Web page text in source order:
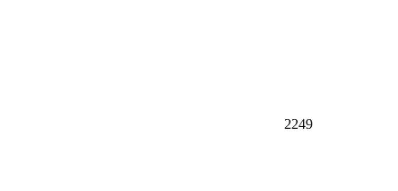
2249